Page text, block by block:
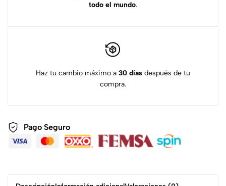
todo el mundo.
Haz tu cambio máximo a 30 días después de tu
compra.
Pago Seguro